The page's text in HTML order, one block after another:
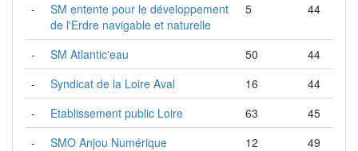
-
SM entente pour le développement
de l'Erdre navigable et naturelle
5 44
- SM Atlantic'eau 50
44
-
Syndicat de la Loire Aval 16
44
-
Etablissement public Loire 63
45
-
SMO Anjou Numérique 12 49